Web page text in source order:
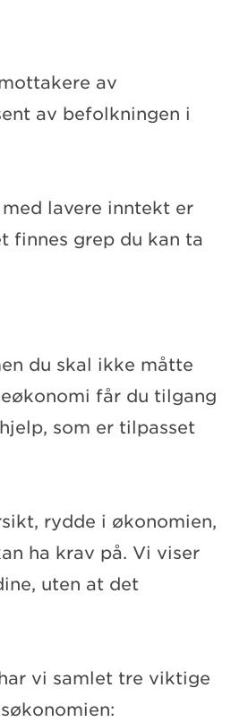
av
av befolkningen i
lavere inntekt er
finnes grep du kan ta
du skal ikke måtte
får du tilgang
som er tilpasset
rydde i økonomien,
ha krav på. Vi viser
uten at det
vi samlet tre viktige